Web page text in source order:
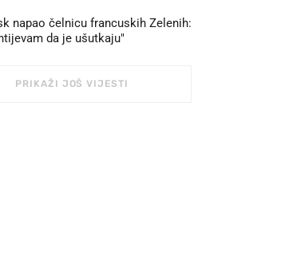
napao čelnicu francuskih Zelenih:
da je ušutkaju"
PRIKAŽI JOŠ VIJESTI